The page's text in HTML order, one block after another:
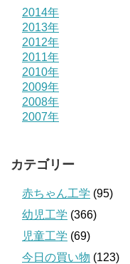
2014年
2013年
2012年
2011年
2010年
2009年
2008年
2007年
カテゴリー
赤ちゃん工学 (95)
幼児工学 (366)
児童工学 (69)
今日の買い物 (123)